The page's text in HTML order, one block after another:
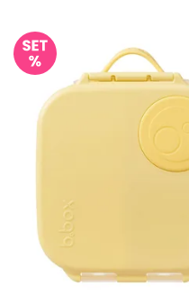
Skladovanie potravín
Výbava na príkrmy
Detské nože a krájače